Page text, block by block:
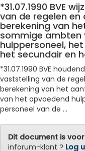
*31.07.1990 BVE
van de regelen
berekening van
sommige ambten
hulppersoneel,
het secundair en
*31.07.1990 BVE
vaststelling van de
berekening van het
van het opvoedend
personeel van de ...
Dit document is
inforum-klant ? Log